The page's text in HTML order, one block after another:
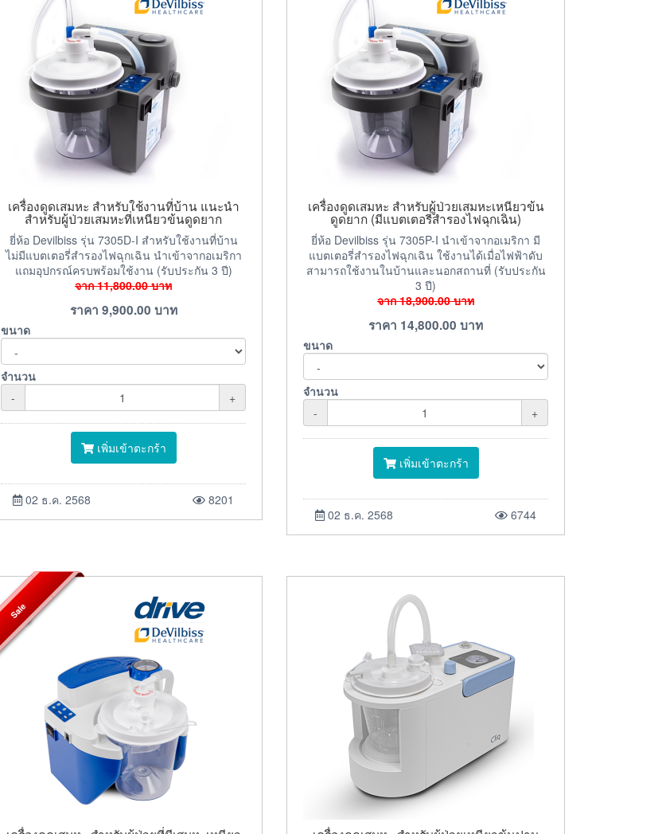
เครื่องดูดเสมหะ สำหรับใช้งานที่บ้าน แนะนำ
สำหรับผู้ป่วยเสมหะที่เหนียวข้นดูดยาก
ยี่ห้อ Devilbiss รุ่น 7305D-I สำหรับใช้งานที่บ้าน
ไม่มีแบตเตอรี่สำรองไฟฉุกเฉิน นำเข้าจากอเมริกา
แถมอุปกรณ์ครบพร้อมใช้งาน (รับประกัน 3 ปี)
จาก11,800.00บาท
ราคา 9,900.00 บาท
ขนาด
จำนวน
-
+
เพิ่มเข้าตะกร้า
02 ธ.ค. 2568 8201
เครื่องดูดเสมหะ สำหรับผู้ป่วยเสมหะเหนียวข้น
ดูดยาก (มีแบตเตอรี่สำรองไฟฉุกเฉิน)
ยี่ห้อ Devilbiss รุ่น 7305P-I นำเข้าจากอเมริกา มี
แบตเตอรี่สำรองไฟฉุกเฉิน ใช้งานได้เมื่อไฟฟ้าดับ
สามารถใช้งานในบ้านและนอกสถานที่ (รับประกัน
3 ปี)
จาก18,900.00บาท
ราคา 14,800.00 บาท
ขนาด
จำนวน
-
+
เพิ่มเข้าตะกร้า
02 ธ.ค. 2568 6744
Sale